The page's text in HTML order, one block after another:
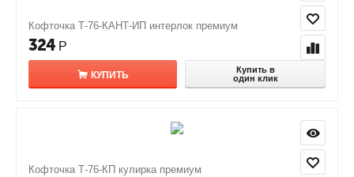
Кофточка Т-76-КАНТ-ИП интерлок премиум
324 Р
КУПИТЬ
Купить в
один клик
Кофточка Т-76-КП кулирка премиум